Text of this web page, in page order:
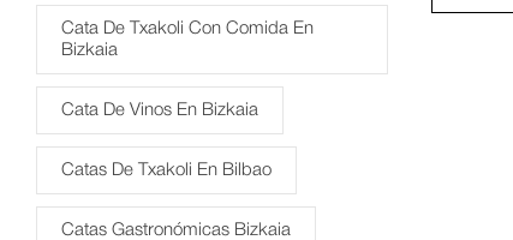
Cata De Txakoli Con Comida En
Bizkaia
Cata De Vinos En Bizkaia
Catas De Txakoli En Bilbao
Catas Gastronómicas Bizkaia